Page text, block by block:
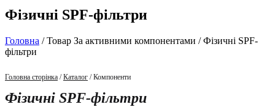
Фізичні SPF-фільтри
Головна / Товар За активними компонентами / Фізичні SPF-
фільтри
Головна сторінка /Каталог / Компоненти
Фізичні SPF-фільтри